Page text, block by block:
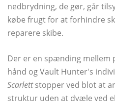
nedbrydning, de gør, går
købe frugt for at forhindre
reparere skibe.
Der er en spænding mellem
hånd og Vault Hunter's
Scarlettstopper ved blot at
struktur uden at dvæle ved